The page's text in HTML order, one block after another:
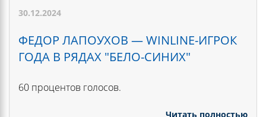
30.12.2024
ФЕДОР ЛАПОУХОВ — WINLINE-ИГРОК
ГОДА В РЯДАХ "БЕЛО-СИНИХ"
60 процентов голосов.
Читать полностью